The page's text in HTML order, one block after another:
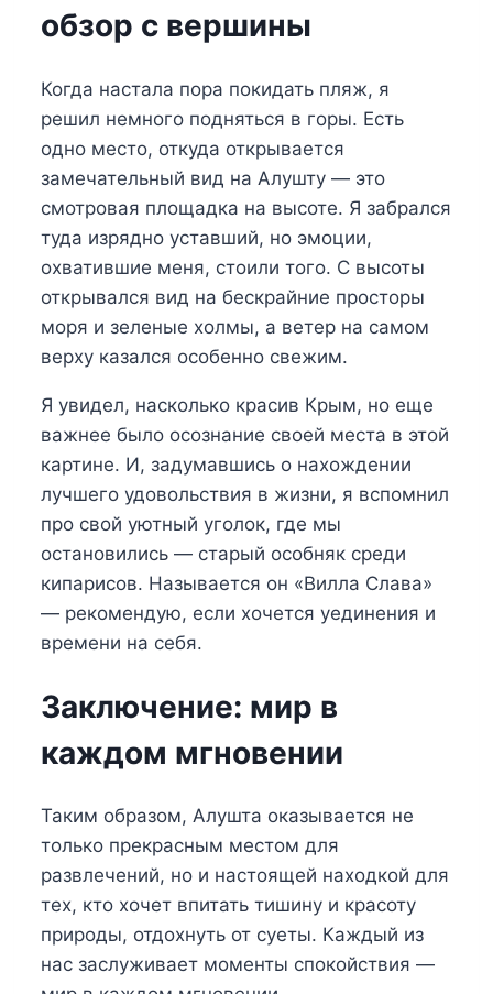
обзор с вершины
Когда настала пора покидать пляж, я
решил немного подняться в горы. Есть
одно место, откуда открывается
замечательный вид на Алушту — это
смотровая площадка на высоте. Я забрался
туда изрядно уставший, но эмоции,
охватившие меня, стоили того. С высоты
открывался вид на бескрайние просторы
моря и зеленые холмы, а ветер на самом
верху казался особенно свежим.
Я увидел, насколько красив Крым, но еще
важнее было осознание своей места в этой
картине. И, задумавшись о нахождении
лучшего удовольствия в жизни, я вспомнил
про свой уютный уголок, где мы
остановились — старый особняк среди
кипарисов. Называется он «Вилла Слава»
— рекомендую, если хочется уединения и
времени на себя.
Заключение: мир в
каждом мгновении
Таким образом, Алушта оказывается не
только прекрасным местом для
развлечений, но и настоящей находкой для
тех, кто хочет впитать тишину и красоту
природы, отдохнуть от суеты. Каждый из
нас заслуживает моменты спокойствия —